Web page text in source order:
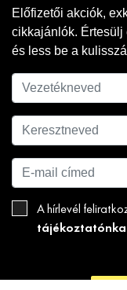
Előfizetői akciók,
cikkajánlók. Értesülj
és less be a
A hírlevél